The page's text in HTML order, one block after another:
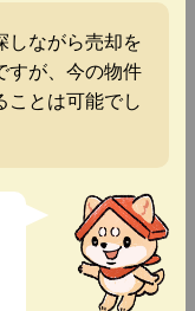
しながら売却を
すが、今の物件
ことは可能でし